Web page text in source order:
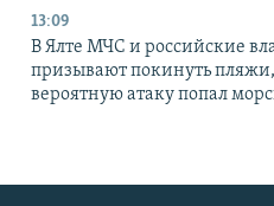
13:09
В Ялте МЧС и российские
призывают покинуть
вероятную атаку попал